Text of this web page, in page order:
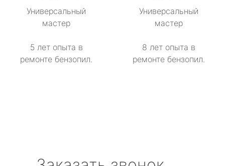
Универсальный
мастер
5 лет опыта в
ремонте бензопил.
Универсальный
мастер
8 лет опыта в
ремонте бензопил.